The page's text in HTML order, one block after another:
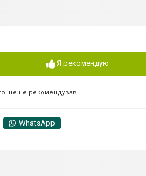
Я рекомендую
ще не рекомендував
WhatsApp